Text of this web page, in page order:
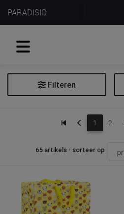
PARADISIO
Filteren
Extra filters
Voor het opbergen van
speelgoed
spulletjes voor de
1 2
65 artikels - sorteer op